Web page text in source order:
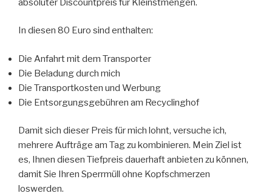
absoluter Discountpreis für Kleinstmengen.
In diesen 80 Euro sind enthalten:
Die Anfahrt mit dem Transporter
Die Beladung durch mich
Die Transportkosten und Werbung
Die Entsorgungsgebühren am Recyclinghof
Damit sich dieser Preis für mich lohnt, versuche ich,
mehrere Aufträge am Tag zu kombinieren. Mein Ziel ist
es, Ihnen diesen Tiefpreis dauerhaft anbieten zu können,
damit Sie Ihren Sperrmüll ohne Kopfschmerzen
loswerden.